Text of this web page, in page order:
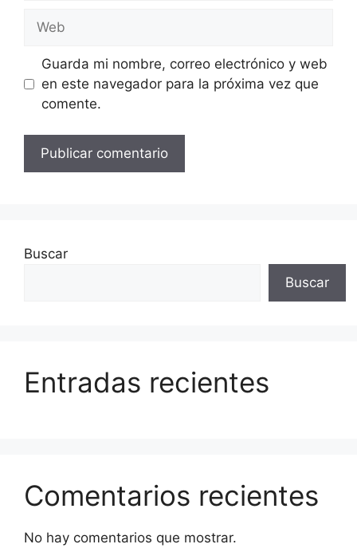
Guarda mi nombre, correo electrónico y web
en este navegador para la próxima vez que
comente.
Buscar
Buscar
Entradas recientes
Comentarios recientes
No hay comentarios que mostrar.